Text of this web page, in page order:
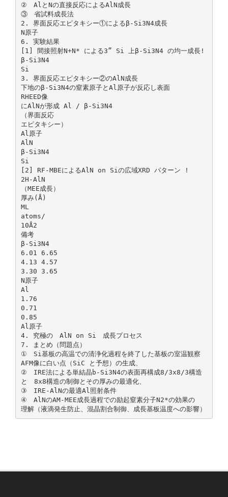
② AlとNの直接反応によるAlN成長
③ 省試料成長法
2. 界面反応エピタキシー①によるβ-Si3N4成長
N原子
6. 実験結果
[1] 間接照射N+N* による3” Si 上β-Si3N4 の均一成長!
β-Si3N4
Si
3. 界面反応エピタキシー②のAlN成長
下地のβ-Si3N4の窒素原子とAl原子が反応し表面
RHEED像
にAlNが形成 Al / β-Si3N4
（界面反応
エピタキシー）
Al原子
AlN
β-Si3N4
Si
[2] RF-MBEによるAlN on Siの広域XRD パターン !
2H-AlN
（MEE成長）
厚み(Å)
ML
atoms/
10Å2
備考
β-Si3N4
6.01 6.65
4.13 4.57
3.30 3.65
N原子
Al
1.76
0.71
0.85
Al原子
4. 究極の AlN on Si 成長プロセス
7. まとめ（問題点）
① Si基板の高温での清浄化過程を終了した基板の室温観察
AFM像に白い点（SiC と予想）の生成、
② IRE法による単結晶b-Si3N4の表面再構成8/3x8/3構造
と 8x8構造の制御とその厚みの最適化、
③ IRE-AlNの最適Al照射条件
④ AlNのAM-MEE成長過程での励起窒素分子N2*の効果の
理解（液滴発生防止、混晶割合制御、成長基板温度への影響）